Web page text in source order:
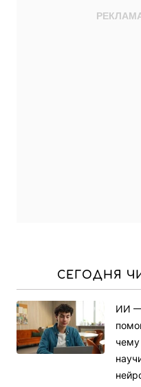
СЕГОДНЯ
ИИ
чему